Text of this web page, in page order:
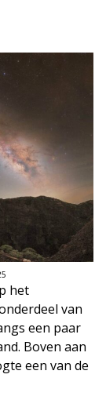
het
van
een paar
Boven aan
een van de